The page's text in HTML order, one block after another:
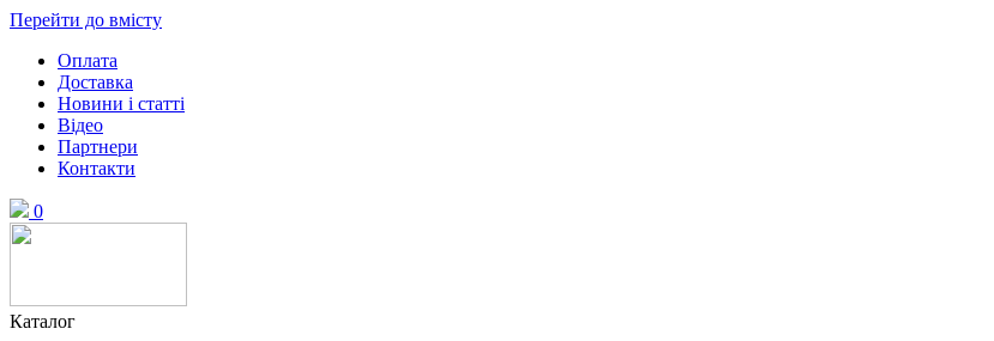
Перейти до вмісту
Оплата
Доставка
Новини і статті
Відео
Партнери
Контакти
0
Каталог